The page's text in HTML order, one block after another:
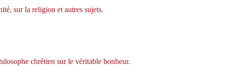
sur la religion et autres sujets.
chrétien sur le véritable bonheur.